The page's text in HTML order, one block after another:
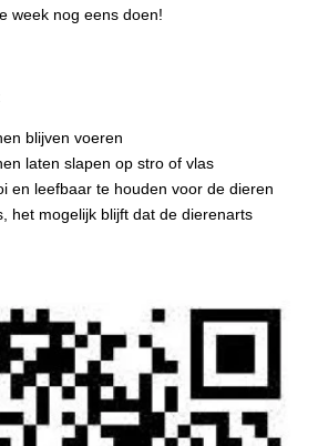
week nog eens doen!
blijven voeren
laten slapen op stro of vlas
en leefbaar te houden voor de dieren
het mogelijk blijft dat de dierenarts